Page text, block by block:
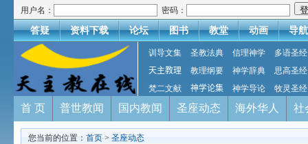
用户名： 密码：
答疑 资料下载 论坛 图书 教堂 动画 导航
训导文集 圣教法典 信理神学
多语圣经
天主教理
教理纲要 神学辞典
思高圣经
梵二文献
神学论集 神学导论 牧灵圣经
首 页 普世教闻 国内教闻 圣座动态 海外华人 社
您当前的位置： 首页 > 圣座动态